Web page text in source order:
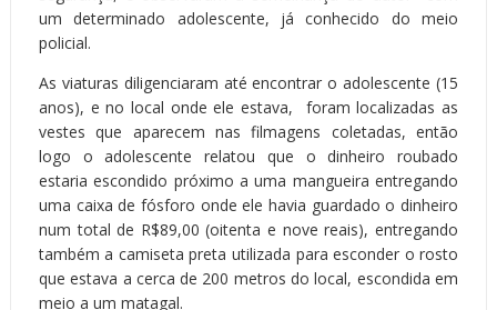
um determinado adolescente, já conhecido do meio
policial.
As viaturas diligenciaram até encontrar o adolescente (15
anos), e no local onde ele estava, foram localizadas as
vestes que aparecem nas filmagens coletadas, então
logo o adolescente relatou que o dinheiro roubado
estaria escondido próximo a uma mangueira entregando
uma caixa de fósforo onde ele havia guardado o dinheiro
num total de R$89,00 (oitenta e nove reais), entregando
também a camiseta preta utilizada para esconder o rosto
que estava a cerca de 200 metros do local, escondida em
meio a um matagal.